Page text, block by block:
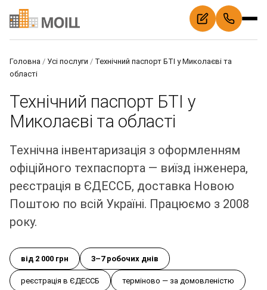
Головна / Усі послуги / Технічний паспорт БТІ у Миколаєві та
області
Технічний паспорт БТІ у
Миколаєві та області
Технічна інвентаризація з оформленням
офіційного техпаспорта — виїзд інженера,
реєстрація в ЄДЕССБ, доставка Новою
Поштою по всій Україні. Працюємо з 2008
року.
від 2 000 грн 3–7 робочих днів
реєстрація в ЄДЕССБ терміново — за домовленістю